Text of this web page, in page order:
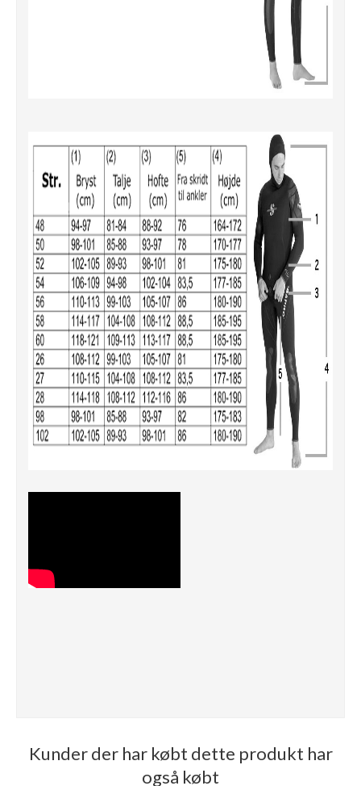
Kunder der har købt dette produkt har
også købt